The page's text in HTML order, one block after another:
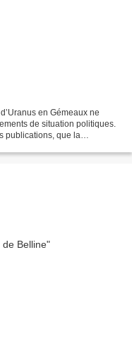
en Gémeaux ne
de situation politiques.
publications, que la